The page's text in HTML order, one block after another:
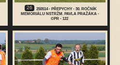
26
250514 - PŘEPYCHY - 30. ROČNÍK
MEMORIÁLU NSTRŽM. PAVLA PRAŽÁKA -
©PR - 122